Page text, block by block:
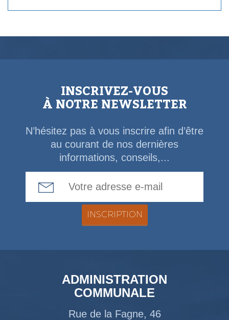
INSCRIVEZ-VOUS
À NOTRE NEWSLETTER
N’hésitez pas à vous inscrire afin d’être
au courant de nos dernières
informations, conseils,...
ADMINISTRATION
COMMUNALE
Rue de la Fagne, 46